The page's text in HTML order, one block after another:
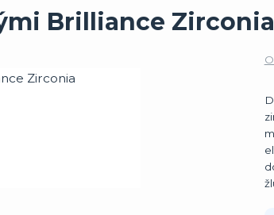
Brilliance Zirconia